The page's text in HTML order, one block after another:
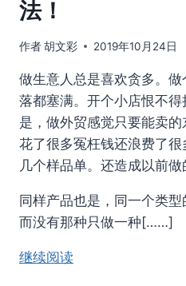
法！
作者胡文彩 2019年10月24日
做生意人总是喜欢贪多。
落都塞满。开个小店恨不
是，做外贸感觉只要能卖
花了很多冤枉钱还浪费了
几个样品单。还造成以前做
同样产品也是，同一个类
而没有那种只做一种[……]
继续阅读